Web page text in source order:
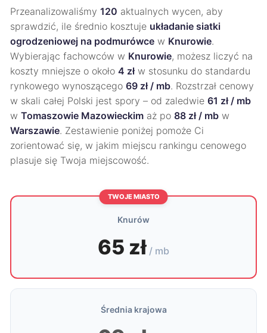
Przeanalizowaliśmy 120 aktualnych wycen, aby
sprawdzić, ile średnio kosztuje układanie siatki
ogrodzeniowej na podmurówce w Knurowie.
Wybierając fachowców w Knurowie, możesz liczyć na
koszty mniejsze o około 4 złw stosunku do standardu
rynkowego wynoszącego 69 zł / mb. Rozstrzał cenowy
w skali całej Polski jest spory – od zaledwie 61 zł / mb
w Tomaszowie Mazowieckim aż po 88 zł / mb w
Warszawie. Zestawienie poniżej pomoże Ci
zorientować się, w jakim miejscu rankingu cenowego
plasuje się Twoja miejscowość.
TWOJE MIASTO
Knurów
65 zł / mb
Średnia krajowa